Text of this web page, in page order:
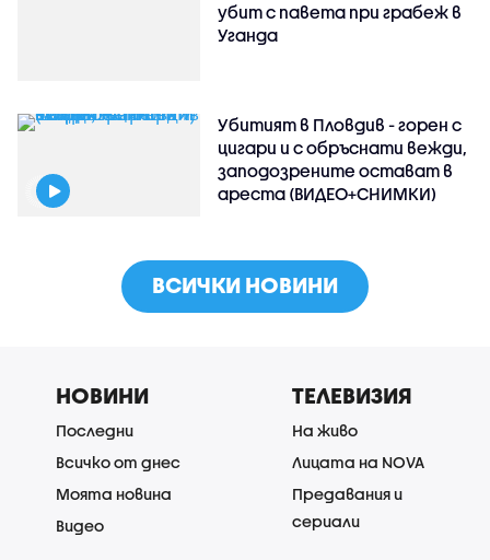
убит с павета при грабеж в
Уганда
Убитият в Пловдив - горен с
цигари и с обръснати вежди,
заподозрените остават в
ареста (ВИДЕО+СНИМКИ)
ВСИЧКИ НОВИНИ
НОВИНИ
Последни
Всичко от днес
Моята новина
Видео
ТЕЛЕВИЗИЯ
На живо
Лицата на NOVA
Предавания и
сериали